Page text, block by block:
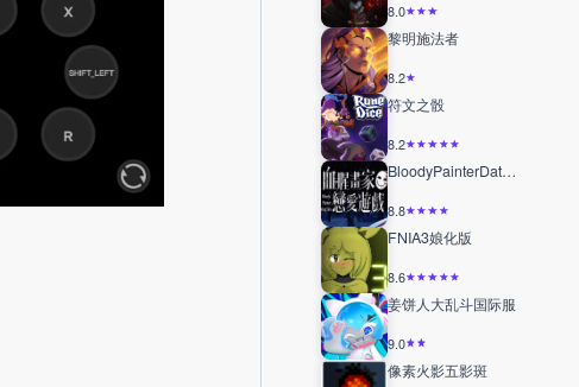
8.0
黎明施法者
8.2
符文之骰
8.2
BloodyPainterDatingSim
8.8
FNIA3娘化版
8.6
姜饼人大乱斗国际服
9.0
像素火影五影斑